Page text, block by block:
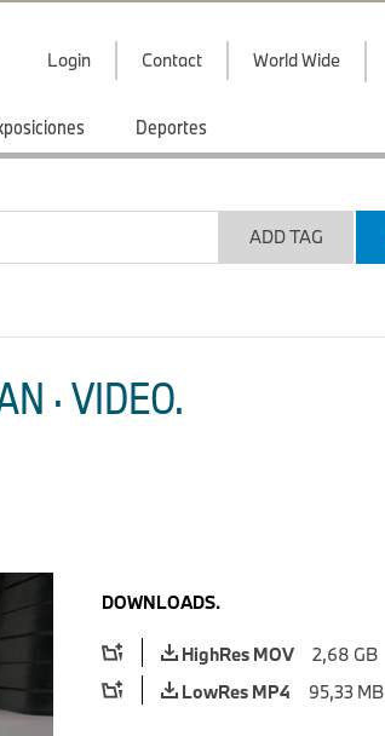
Login Contact World Wide
Deportes
ADD TAG
· VIDEO.
DOWNLOADS.
HighRes MOV
2,68 GB
LowRes MP4
95,33 MB